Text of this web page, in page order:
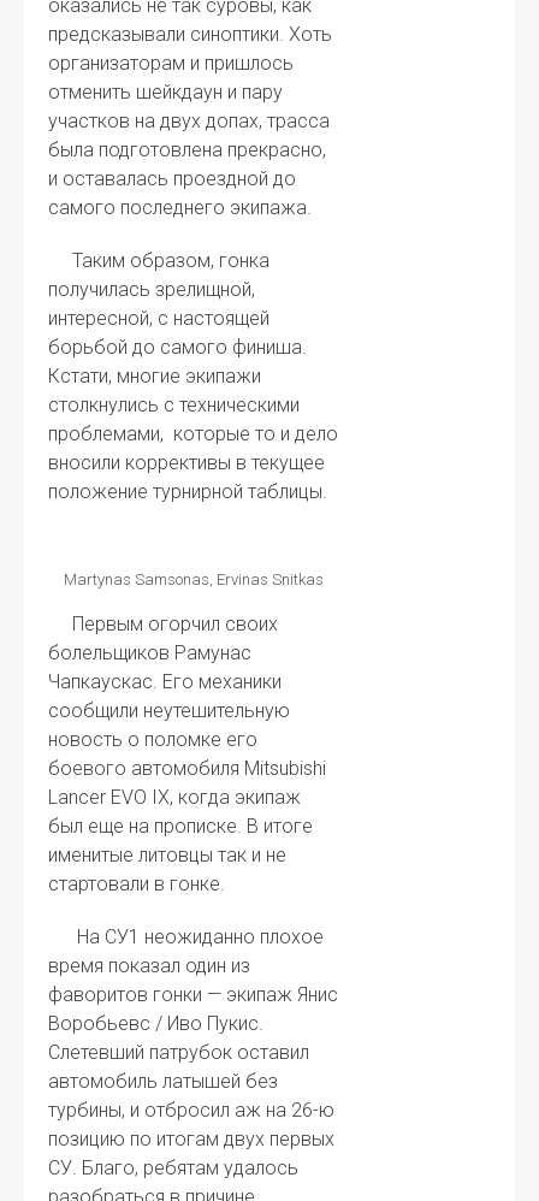
оказались не так суровы, как
предсказывали синоптики. Хоть
организаторам и пришлось
отменить шейкдаун и пару
участков на двух допах, трасса
была подготовлена прекрасно,
и оставалась проездной до
самого последнего экипажа.
Таким образом, гонка
получилась зрелищной,
интересной, с настоящей
борьбой до самого финиша.
Кстати, многие экипажи
столкнулись с техническими
проблемами, которые то и дело
вносили коррективы в текущее
положение турнирной таблицы.
Martynas Samsonas, Ervinas Snitkas
Первым огорчил своих
болельщиков Рамунас
Чапкаускас. Его механики
сообщили неутешительную
новость о поломке его
боевого автомобиля Mitsubishi
Lancer EVO IX, когда экипаж
был еще на прописке. В итоге
именитые литовцы так и не
стартовали в гонке.
На СУ1 неожиданно плохое
время показал один из
фаворитов гонки — экипаж Янис
Воробьевс / Иво Пукис.
Слетевший патрубок оставил
автомобиль латышей без
турбины, и отбросил аж на 26-ю
позицию по итогам двух первых
СУ. Благо, ребятам удалось
разобраться в причине